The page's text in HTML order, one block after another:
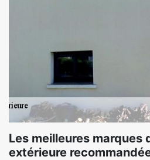
Les meilleures marques
extérieure